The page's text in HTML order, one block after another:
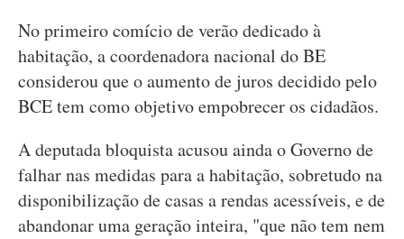
No primeiro comício de verão dedicado à
habitação, a coordenadora nacional do BE
considerou que o aumento de juros decidido pelo
BCE tem como objetivo empobrecer os cidadãos.
A deputada bloquista acusou ainda o Governo de
falhar nas medidas para a habitação, sobretudo na
disponibilização de casas a rendas acessíveis, e de
abandonar uma geração inteira, "que não tem nem